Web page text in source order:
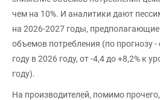
чем на 10%. И аналитики дают
на 2026-2027 годы,
объемов потребления (по прогнозу -
году в 2026 году, от -4,4 до +8,2% к
году).
На производителей, помимо